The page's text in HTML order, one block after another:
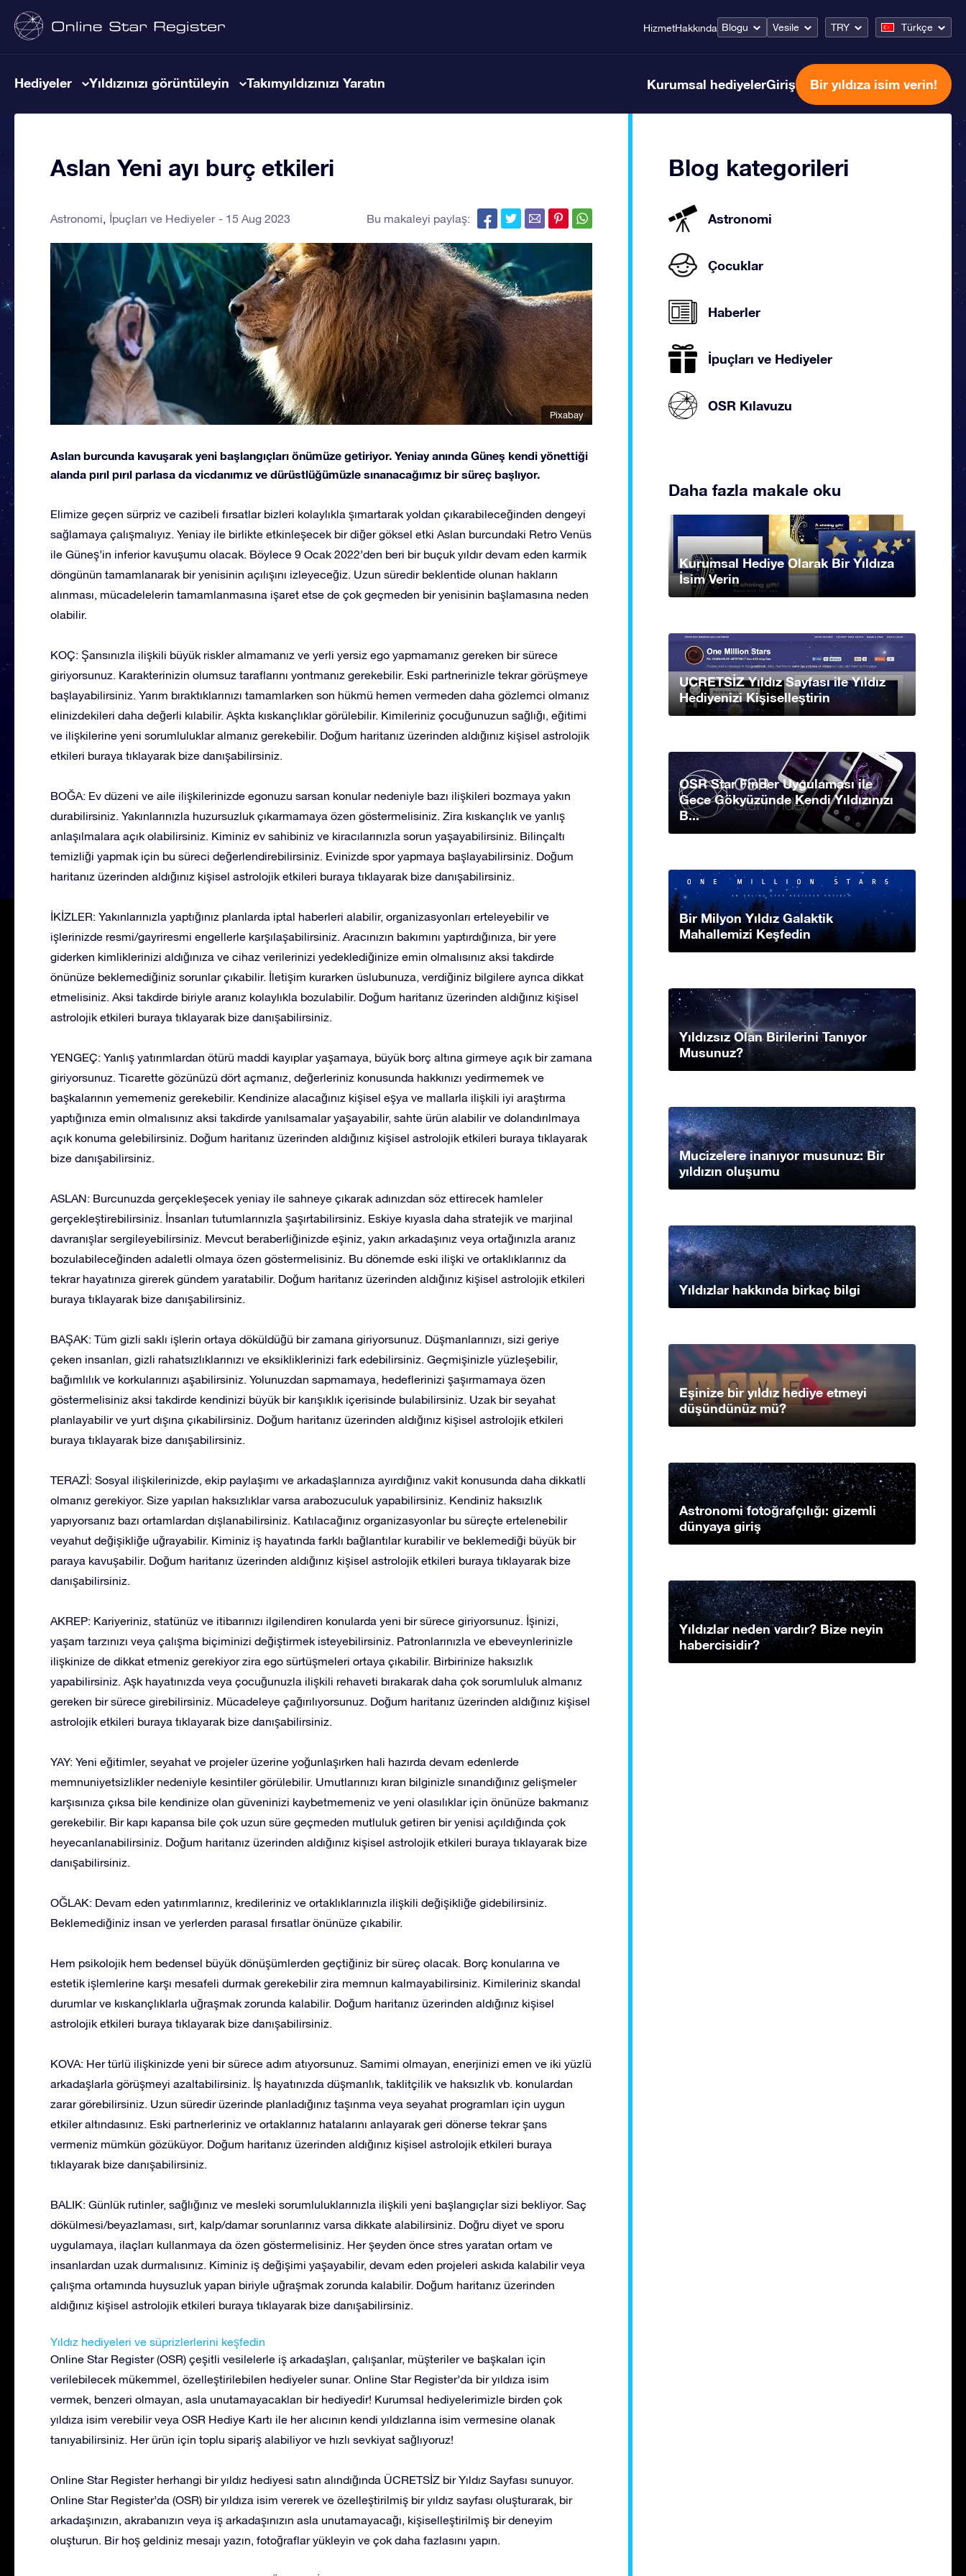
HizmetHakkında Blogu Vesile TRY Türkçe
Hediyeler Yıldızınızı görüntüleyin Takımyıldızınızı Yaratın Kurumsal hediyelerGiriş Bir yıldıza isim verin!
Aslan Yeni ayı burç etkileri
Astronomi İpuçları ve Hediyeler 15 Aug 2023 Bu makaleyi paylaş:
Pixabay
Aslan burcunda kavuşarak yeni başlangıçları önümüze getiriyor. Yeniay anında Güneş kendi yönettiği
alanda pırıl pırıl parlasa da vicdanımız ve dürüstlüğümüzle sınanacağımız bir süreç başlıyor.
Elimize geçen sürpriz ve cazibeli fırsatlar bizleri kolaylıkla şımartarak yoldan çıkarabileceğinden dengeyi
sağlamaya çalışmalıyız. Yeniay ile birlikte etkinleşecek bir diğer göksel etki Aslan burcundaki Retro Venüs
ile Güneş’in inferior kavuşumu olacak. Böylece 9 Ocak 2022’den beri bir buçuk yıldır devam eden karmik
döngünün tamamlanarak bir yenisinin açılışını izleyeceğiz. Uzun süredir beklentide olunan hakların
alınması, mücadelelerin tamamlanmasına işaret etse de çok geçmeden bir yenisinin başlamasına neden
olabilir.
KOÇ: Şansınızla ilişkili büyük riskler almamanız ve yerli yersiz ego yapmamanız gereken bir sürece
giriyorsunuz. Karakterinizin olumsuz taraflarını yontmanız gerekebilir. Eski partnerinizle tekrar görüşmeye
başlayabilirsiniz. Yarım bıraktıklarınızı tamamlarken son hükmü hemen vermeden daha gözlemci olmanız
elinizdekileri daha değerli kılabilir. Aşkta kıskançlıklar görülebilir. Kimileriniz çocuğunuzun sağlığı, eğitimi
ve ilişkilerine yeni sorumluluklar almanız gerekebilir. Doğum haritanız üzerinden aldığınız kişisel astrolojik
etkileri buraya tıklayarak bize danışabilirsiniz.
BOĞA: Ev düzeni ve aile ilişkilerinizde egonuzu sarsan konular nedeniyle bazı ilişkileri bozmaya yakın
durabilirsiniz. Yakınlarınızla huzursuzluk çıkarmamaya özen göstermelisiniz. Zira kıskançlık ve yanlış
anlaşılmalara açık olabilirsiniz. Kiminiz ev sahibiniz ve kiracılarınızla sorun yaşayabilirsiniz. Bilinçaltı
temizliği yapmak için bu süreci değerlendirebilirsiniz. Evinizde spor yapmaya başlayabilirsiniz. Doğum
haritanız üzerinden aldığınız kişisel astrolojik etkileri buraya tıklayarak bize danışabilirsiniz.
İKİZLER: Yakınlarınızla yaptığınız planlarda iptal haberleri alabilir, organizasyonları erteleyebilir ve
işlerinizde resmi/gayriresmi engellerle karşılaşabilirsiniz. Aracınızın bakımını yaptırdığınıza, bir yere
giderken kimliklerinizi aldığınıza ve cihaz verilerinizi yedeklediğinize emin olmalısınız aksi takdirde
önünüze beklemediğiniz sorunlar çıkabilir. İletişim kurarken üslubunuza, verdiğiniz bilgilere ayrıca dikkat
etmelisiniz. Aksi takdirde biriyle aranız kolaylıkla bozulabilir. Doğum haritanız üzerinden aldığınız kişisel
astrolojik etkileri buraya tıklayarak bize danışabilirsiniz.
YENGEÇ: Yanlış yatırımlardan ötürü maddi kayıplar yaşamaya, büyük borç altına girmeye açık bir zamana
giriyorsunuz. Ticarette gözünüzü dört açmanız, değerleriniz konusunda hakkınızı yedirmemek ve
başkalarının yememeniz gerekebilir. Kendinize alacağınız kişisel eşya ve mallarla ilişkili iyi araştırma
yaptığınıza emin olmalısınız aksi takdirde yanılsamalar yaşayabilir, sahte ürün alabilir ve dolandırılmaya
açık konuma gelebilirsiniz. Doğum haritanız üzerinden aldığınız kişisel astrolojik etkileri buraya tıklayarak
bize danışabilirsiniz.
ASLAN: Burcunuzda gerçekleşecek yeniay ile sahneye çıkarak adınızdan söz ettirecek hamleler
gerçekleştirebilirsiniz. İnsanları tutumlarınızla şaşırtabilirsiniz. Eskiye kıyasla daha stratejik ve marjinal
davranışlar sergileyebilirsiniz. Mevcut beraberliğinizde eşiniz, yakın arkadaşınız veya ortağınızla aranız
bozulabileceğinden adaletli olmaya özen göstermelisiniz. Bu dönemde eski ilişki ve ortaklıklarınız da
tekrar hayatınıza girerek gündem yaratabilir. Doğum haritanız üzerinden aldığınız kişisel astrolojik etkileri
buraya tıklayarak bize danışabilirsiniz.
BAŞAK: Tüm gizli saklı işlerin ortaya döküldüğü bir zamana giriyorsunuz. Düşmanlarınızı, sizi geriye
çeken insanları, gizli rahatsızlıklarınızı ve eksikliklerinizi fark edebilirsiniz. Geçmişinizle yüzleşebilir,
bağımlılık ve korkularınızı aşabilirsiniz. Yolunuzdan sapmamaya, hedeflerinizi şaşırmamaya özen
göstermelisiniz aksi takdirde kendinizi büyük bir karışıklık içerisinde bulabilirsiniz. Uzak bir seyahat
planlayabilir ve yurt dışına çıkabilirsiniz. Doğum haritanız üzerinden aldığınız kişisel astrolojik etkileri
buraya tıklayarak bize danışabilirsiniz.
TERAZİ: Sosyal ilişkilerinizde, ekip paylaşımı ve arkadaşlarınıza ayırdığınız vakit konusunda daha dikkatli
olmanız gerekiyor. Size yapılan haksızlıklar varsa arabozuculuk yapabilirsiniz. Kendiniz haksızlık
yapıyorsanız bazı ortamlardan dışlanabilirsiniz. Katılacağınız organizasyonlar bu süreçte ertelenebilir
veyahut değişikliğe uğrayabilir. Kiminiz iş hayatında farklı bağlantılar kurabilir ve beklemediği büyük bir
paraya kavuşabilir. Doğum haritanız üzerinden aldığınız kişisel astrolojik etkileri buraya tıklayarak bize
danışabilirsiniz.
AKREP: Kariyeriniz, statünüz ve itibarınızı ilgilendiren konularda yeni bir sürece giriyorsunuz. İşinizi,
yaşam tarzınızı veya çalışma biçiminizi değiştirmek isteyebilirsiniz. Patronlarınızla ve ebeveynlerinizle
ilişkinize de dikkat etmeniz gerekiyor zira ego sürtüşmeleri ortaya çıkabilir. Birbirinize haksızlık
yapabilirsiniz. Aşk hayatınızda veya çocuğunuzla ilişkili rehaveti bırakarak daha çok sorumluluk almanız
gereken bir sürece girebilirsiniz. Mücadeleye çağırılıyorsunuz. Doğum haritanız üzerinden aldığınız kişisel
astrolojik etkileri buraya tıklayarak bize danışabilirsiniz.
YAY: Yeni eğitimler, seyahat ve projeler üzerine yoğunlaşırken hali hazırda devam edenlerde
memnuniyetsizlikler nedeniyle kesintiler görülebilir. Umutlarınızı kıran bilginizle sınandığınız gelişmeler
karşısınıza çıksa bile kendinize olan güveninizi kaybetmemeniz ve yeni olasılıklar için önünüze bakmanız
gerekebilir. Bir kapı kapansa bile çok uzun süre geçmeden mutluluk getiren bir yenisi açıldığında çok
heyecanlanabilirsiniz. Doğum haritanız üzerinden aldığınız kişisel astrolojik etkileri buraya tıklayarak bize
danışabilirsiniz.
OĞLAK: Devam eden yatırımlarınız, kredileriniz ve ortaklıklarınızla ilişkili değişikliğe gidebilirsiniz.
Beklemediğiniz insan ve yerlerden parasal fırsatlar önünüze çıkabilir.
Hem psikolojik hem bedensel büyük dönüşümlerden geçtiğiniz bir süreç olacak. Borç konularına ve
estetik işlemlerine karşı mesafeli durmak gerekebilir zira memnun kalmayabilirsiniz. Kimileriniz skandal
durumlar ve kıskançlıklarla uğraşmak zorunda kalabilir. Doğum haritanız üzerinden aldığınız kişisel
astrolojik etkileri buraya tıklayarak bize danışabilirsiniz.
KOVA: Her türlü ilişkinizde yeni bir sürece adım atıyorsunuz. Samimi olmayan, enerjinizi emen ve iki yüzlü
arkadaşlarla görüşmeyi azaltabilirsiniz. İş hayatınızda düşmanlık, taklitçilik ve haksızlık vb. konulardan
zarar görebilirsiniz. Uzun süredir üzerinde planladığınız taşınma veya seyahat programları için uygun
etkiler altındasınız. Eski partnerleriniz ve ortaklarınız hatalarını anlayarak geri dönerse tekrar şans
vermeniz mümkün gözüküyor. Doğum haritanız üzerinden aldığınız kişisel astrolojik etkileri buraya
tıklayarak bize danışabilirsiniz.
BALIK: Günlük rutinler, sağlığınız ve mesleki sorumluluklarınızla ilişkili yeni başlangıçlar sizi bekliyor. Saç
dökülmesi/beyazlaması, sırt, kalp/damar sorunlarınız varsa dikkate alabilirsiniz. Doğru diyet ve sporu
uygulamaya, ilaçları kullanmaya da özen göstermelisiniz. Her şeyden önce stres yaratan ortam ve
insanlardan uzak durmalısınız. Kiminiz iş değişimi yaşayabilir, devam eden projeleri askıda kalabilir veya
çalışma ortamında huysuzluk yapan biriyle uğraşmak zorunda kalabilir. Doğum haritanız üzerinden
aldığınız kişisel astrolojik etkileri buraya tıklayarak bize danışabilirsiniz.
Yıldız hediyeleri ve süprizlerlerini keşfedin
Online Star Register (OSR) çeşitli vesilelerle iş arkadaşları, çalışanlar, müşteriler ve başkaları için
verilebilecek mükemmel, özelleştirilebilen hediyeler sunar. Online Star Register’da bir yıldıza isim
vermek, benzeri olmayan, asla unutamayacakları bir hediyedir! Kurumsal hediyelerimizle birden çok
yıldıza isim verebilir veya OSR Hediye Kartı ile her alıcının kendi yıldızlarına isim vermesine olanak
tanıyabilirsiniz. Her ürün için toplu sipariş alabiliyor ve hızlı sevkiyat sağlıyoruz!
Online Star Register herhangi bir yıldız hediyesi satın alındığında ÜCRETSİZ bir Yıldız Sayfası sunuyor.
Online Star Register’da (OSR) bir yıldıza isim vererek ve özelleştirilmiş bir yıldız sayfası oluşturarak, bir
arkadaşınızın, akrabanızın veya iş arkadaşınızın asla unutamayacağı, kişiselleştirilmiş bir deneyim
oluşturun. Bir hoş geldiniz mesajı yazın, fotoğraflar yükleyin ve çok daha fazlasını yapın.
Blog kategorileri
Astronomi
Çocuklar
Haberler
İpuçları ve Hediyeler
OSR Kılavuzu
Daha fazla makale oku
Kurumsal Hediye Olarak Bir Yıldıza
İsim Verin
UCRETSİZ Yıldız Sayfası ile Yıldız
Hediyenizi Kişiselleştirin
OSR Star Finder Uygulaması ile
Gece Gökyüzünde Kendi Yıldızınızı
B...
Bir Milyon Yıldız Galaktik
Mahallemizi Keşfedin
Yıldızsız Olan Birilerini Tanıyor
Musunuz?
Mucizelere inanıyor musunuz: Bir
yıldızın oluşumu
Yıldızlar hakkında birkaç bilgi
Eşinize bir yıldız hediye etmeyi
düşündünüz mü?
Astronomi fotoğrafçılığı: gizemli
dünyaya giriş
Yıldızlar neden vardır? Bize neyin
habercisidir?